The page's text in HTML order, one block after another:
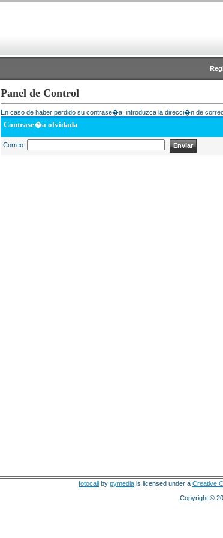
Panel de Control
En caso de haber perdido su contrase�a, introduzca la direcci�n de
Contrase�a olvidada
Correo:
fotocall by pymedia is licensed under a Creative
Copyright ©